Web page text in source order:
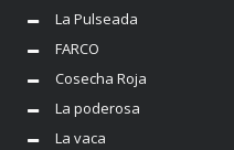
La Pulseada
FARCO
Cosecha Roja
La poderosa
La vaca